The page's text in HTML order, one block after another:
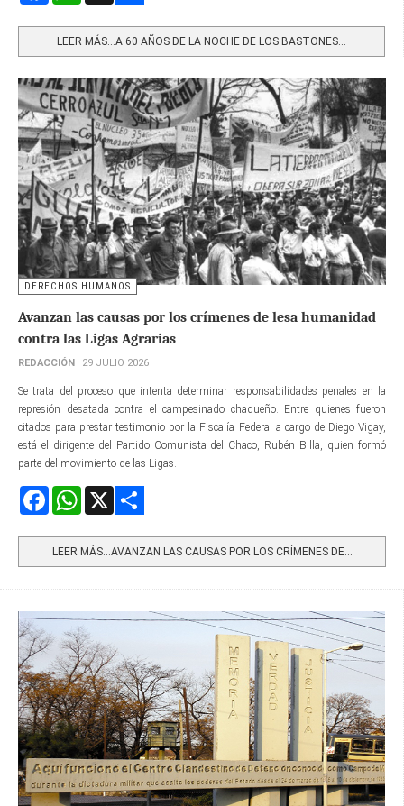
LEER MÁS…A 60 AÑOS DE LA NOCHE DE LOS BASTONES...
DERECHOS HUMANOS
Avanzan las causas por los crímenes de lesa humanidad
contra las Ligas Agrarias
REDACCIÓN 29 JULIO 2026
Se trata del proceso que intenta determinar responsabilidades penales en la
represión desatada contra el campesinado chaqueño. Entre quienes fueron
citados para prestar testimonio por la Fiscalía Federal a cargo de Diego Vigay,
está el dirigente del Partido Comunista del Chaco, Rubén Billa, quien formó
parte del movimiento de las Ligas.
FacebookWhatsApp
LEER MÁS…AVANZAN LAS CAUSAS POR LOS CRÍMENES DE...